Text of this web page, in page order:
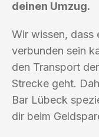
deinen Umzug.
Wir wissen, dass
verbunden sein
den Transport
Strecke geht.
Bar Lübeck
dir beim